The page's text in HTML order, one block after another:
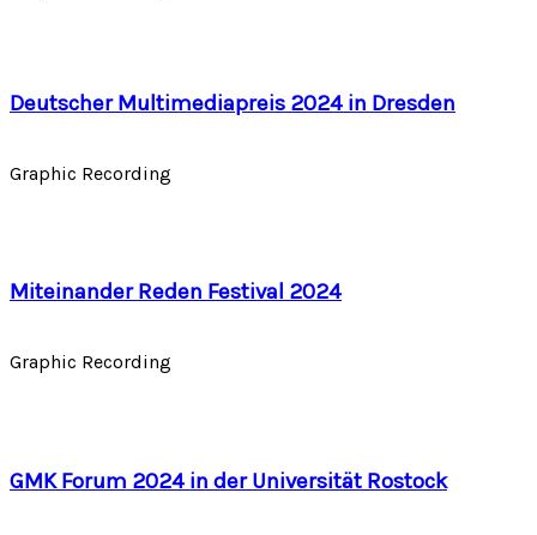
Deutscher Multimediapreis 2024 in Dresden
Graphic Recording
Miteinander Reden Festival 2024
Graphic Recording
GMK Forum 2024 in der Universität Rostock